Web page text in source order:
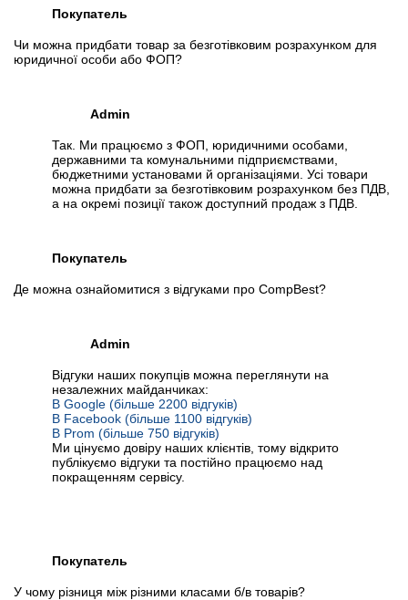
Покупатель
Чи можна придбати товар за безготівковим розрахунком для
юридичної особи або ФОП?
Admin
Так. Ми працюємо з ФОП, юридичними особами,
державними та комунальними підприємствами,
бюджетними установами й організаціями. Усі товари
можна придбати за безготівковим розрахунком без ПДВ,
а на окремі позиції також доступний продаж з ПДВ.
Покупатель
Де можна ознайомитися з відгуками про CompBest?
Admin
Відгуки наших покупців можна переглянути на
незалежних майданчиках:
В Google (більше 2200 відгуків)
В Facebook (більше 1100 відгуків)
В Prom (більше 750 відгуків)
Ми цінуємо довіру наших клієнтів, тому відкрито
публікуємо відгуки та постійно працюємо над
покращенням сервісу.
Покупатель
У чому різниця між різними класами б/в товарів?